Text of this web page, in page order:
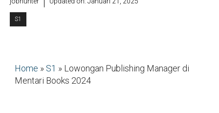
S1
Home » S1 » Lowongan Publishing Manager di
Mentari Books 2024